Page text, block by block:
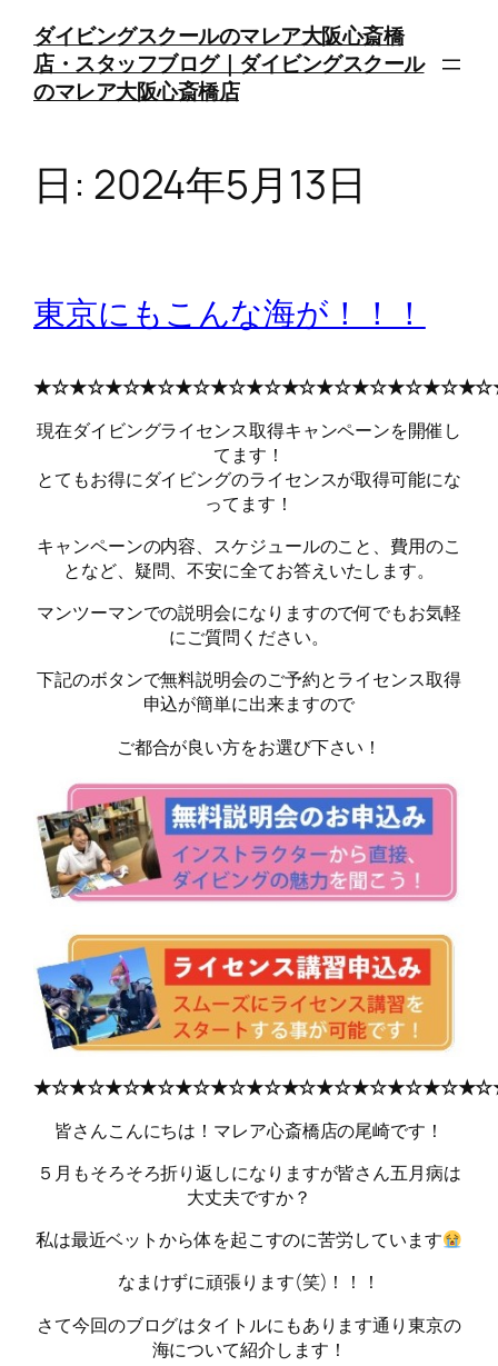
ダイビングスクールのマレア大阪心斎橋
店・スタッフブログ｜ダイビングスクール
のマレア大阪心斎橋店
日: 2024年5月13日
東京にもこんな海が！！！
現在ダイビングライセンス取得キャンペーンを開催し
てます！
とてもお得にダイビングのライセンスが取得可能にな
ってます！
キャンペーンの内容、スケジュールのこと、費用のこ
となど、疑問、不安に全てお答えいたします。
マンツーマンでの説明会になりますので何でもお気軽
にご質問ください。
下記のボタンで無料説明会のご予約とライセンス取得
申込が簡単に出来ますので
ご都合が良い方をお選び下さい！
皆さんこんにちは！マレア心斎橋店の尾崎です！
５月もそろそろ折り返しになりますが皆さん五月病は
大丈夫ですか？
私は最近ベットから体を起こすのに苦労しています
なまけずに頑張ります(笑)！！！
さて今回のブログはタイトルにもあります通り東京の
海について紹介します！